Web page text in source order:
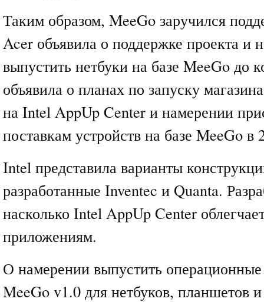
Таким образом, MeeGo заручился
Acer объявила о поддержке проекта и
выпустить нетбуки на базе MeeGo до
объявила о планах по запуску
на Intel AppUp Center и намерении
поставкам устройств на базе MeeGo в
Intel представила варианты
разработанные Inventec и Quanta.
насколько Intel AppUp Center
приложениям.
О намерении выпустить
MeeGo v1.0 для нетбуков, планшетов